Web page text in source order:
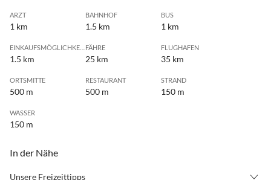
ARZT
1 km
BAHNHOF
1.5 km
BUS
1 km
1.5 km
FÄHRE
25 km
FLUGHAFEN
35 km
ORTSMITTE
500 m
RESTAURANT
500 m
STRAND
150 m
WASSER
150 m
In der Nähe
Unsere Freizeittipps